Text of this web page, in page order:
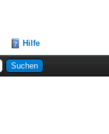
Hilfe